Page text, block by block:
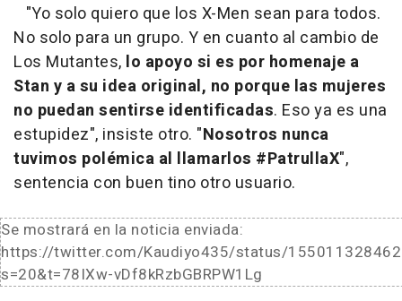
"Yo solo quiero que los X-Men sean para todos.
No solo para un grupo. Y en cuanto al cambio de
Los Mutantes, lo apoyo si es por homenaje a
Stan y a su idea original, no porque las mujeres
no puedan sentirse identificadas. Eso ya es una
estupidez", insiste otro. "Nosotros nunca
tuvimos polémica al llamarlos #PatrullaX",
sentencia con buen tino otro usuario.
Se mostrará en la noticia enviada:
https://twitter.com/Kaudiyo435/status/
s=20&t=78IXw-vDf8kRzbGBRPW1Lg